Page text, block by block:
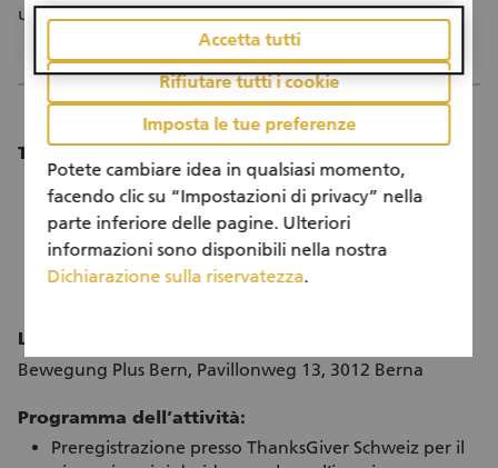
utilizzano per animali domestici.
Tempo richiesto ai volontari:
Le attività si svolgono ogni martedì dalle 14:40 alle
17:00
È sempre possibile scegliere la frequenza delle
proprie attività
Luogo di svolgimento:
Bewegung Plus Bern, Pavillonweg 13, 3012 Berna
Programma dell’attività:
Preregistrazione presso ThanksGiver Schweiz per il
Accetta tutti
Rifiutare tutti i cookie
Imposta le tue preferenze
Potete cambiare idea in qualsiasi momento,
facendo clic su “Impostazioni di privacy” nella
parte inferiore delle pagine. Ulteriori
informazioni sono disponibili nella nostra
Dichiarazione sulla riservatezza.